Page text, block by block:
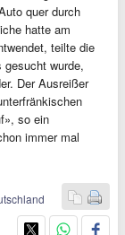
quer durch
hatte am
teilte die
gesucht wurde,
Der Ausreißer
so ein
immer mal